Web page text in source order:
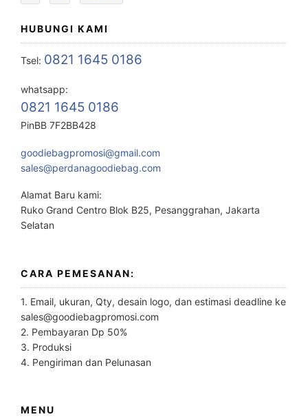
HUBUNGI KAMI
Tsel: 0821 1645 0186
whatsapp:
0821 1645 0186
PinBB 7F2BB428
goodiebagpromosi@gmail.com
sales@perdanagoodiebag.com
Alamat Baru kami:
Ruko Grand Centro Blok B25, Pesanggrahan, Jakarta
Selatan
CARA PEMESANAN:
1. Email, ukuran, Qty, desain logo, dan estimasi deadline ke
sales@goodiebagpromosi.com
2. Pembayaran Dp 50%
3. Produksi
4. Pengiriman dan Pelunasan
MENU